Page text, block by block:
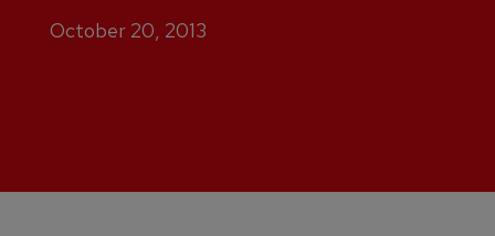
October 20, 2013